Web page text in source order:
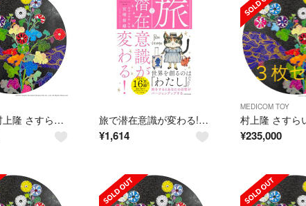
ED300■村上隆 さすらいの旅からの帰還 ポスター作品 法橋光琳 旅で潜在意識が変わる!／宮増 侑嬉
¥1,614
MEDICOM TOY
¥235,000